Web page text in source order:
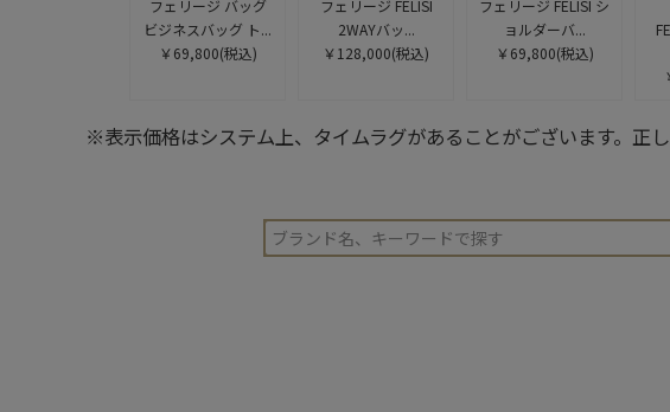
フェリージ バッグ
ビジネスバッグ ト...
￥69,800(税込)
フェリージ FELISI
2WAYバッ...
￥128,000(税込)
フェリージ FELISI シ
ョルダーバ...
￥69,800(税込)
※表示価格はシステム上、タイムラグがあることがございます。正